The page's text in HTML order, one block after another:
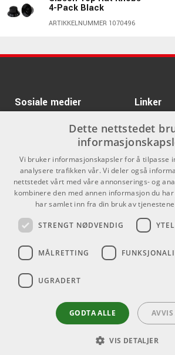
VOX BC108
4-Pack Black
ARTIKKELNUMMER 1070496
Gotoh SG38-01C
Schaller Security Lock
Nickel
ARTIKKELNUMMER 1001050
Schaller M6 Locking
Chrome (6L)
ARTIKKELNUMMER 1001033
Schaller Security Lock
ARTIKKELNUMMER 1001026
Dunlop Superpot
DSP250K Split
ARTIKKELNUMMER 1057783
Sosiale medier Linker
Om Oss
Kontakt oss
Kjøpsvilkår
Butikken
Varemerker
0555 Oslo
Dette nettstedet
Vi bruker informasjonskapsler for å tilpasse
analysere trafikken vår. Vi deler også
nettstedet vårt med våre annonserings- og
kombinere den med annen informasjon du
har samlet inn fra din bruk av
STRENGT NØDVENDIG
MÅLRETTING
UGRADERT
GODTA ALLE AVVIS
VIS DETALJER